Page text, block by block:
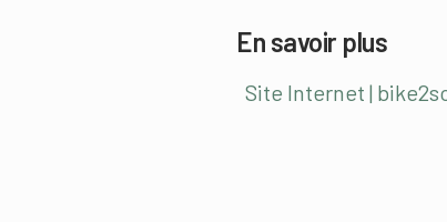
En savoir plus
Site Internet |